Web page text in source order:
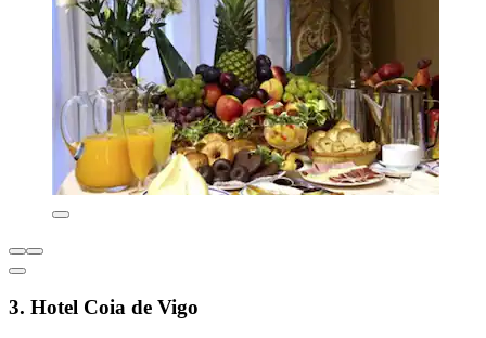
3. Hotel Coia de Vigo